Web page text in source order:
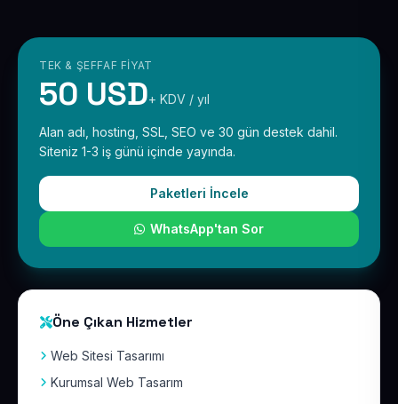
TEK & ŞEFFAF FIYAT
50 USD+ KDV / yıl
Alan adı, hosting, SSL, SEO ve 30 gün destek dahil.
Siteniz 1-3 iş günü içinde yayında.
Paketleri İncele
WhatsApp'tan Sor
Öne Çıkan Hizmetler
Web Sitesi Tasarımı
Kurumsal Web Tasarım